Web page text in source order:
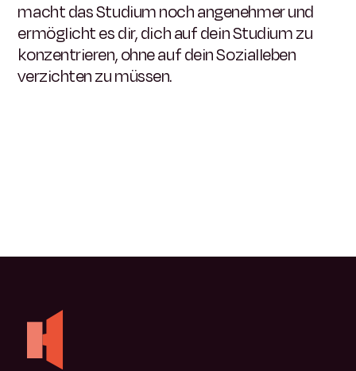
macht das Studium noch angenehmer und
ermöglicht es dir, dich auf dein Studium zu
konzentrieren, ohne auf dein Sozialleben
verzichten zu müssen.